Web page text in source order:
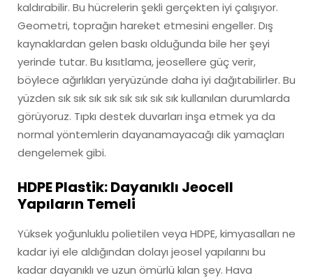
kaldırabilir. Bu hücrelerin şekli gerçekten iyi çalışıyor.
Geometri, toprağın hareket etmesini engeller. Dış
kaynaklardan gelen baskı olduğunda bile her şeyi
yerinde tutar. Bu kısıtlama, jeosellere güç verir,
böylece ağırlıkları yeryüzünde daha iyi dağıtabilirler. Bu
yüzden sık sık sık sık sık sık sık sık kullanılan durumlarda
görüyoruz. Tıpkı destek duvarları inşa etmek ya da
normal yöntemlerin dayanamayacağı dik yamaçları
dengelemek gibi.
HDPE Plastik: Dayanıklı Jeocell
Yapıların Temeli
Yüksek yoğunluklu polietilen veya HDPE, kimyasalları ne
kadar iyi ele aldığından dolayı jeosel yapılarını bu
kadar dayanıklı ve uzun ömürlü kılan şey. Hava